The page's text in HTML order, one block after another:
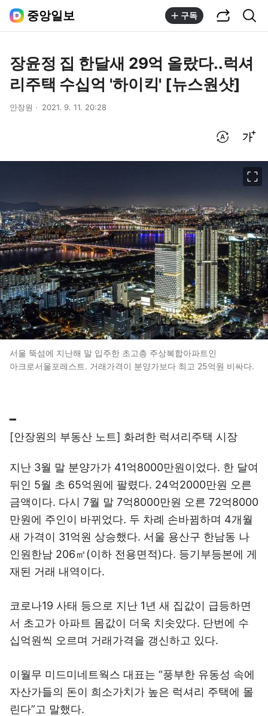
중앙일보 구독
장윤정 집 한달새 29억 올랐다..럭셔
리주택 수십억 '하이킥' [뉴스원샷]
안장원 2021. 9. 11. 20:28
서울 뚝섬에 지난해 말 입주한 초고층 주상복합아파트인
아크로서울포레스트. 거래가격이 분양가보다 최고 25억원 비싸다.
━
[안장원의 부동산 노트] 화려한 럭셔리주택 시장
지난 3월 말 분양가가 41억8000만원이었다. 한 달여
뒤인 5월 초 65억원에 팔렸다. 24억2000만원 오른
금액이다. 다시 7월 말 7억8000만원 오른 72억8000
만원에 주인이 바뀌었다. 두 차례 손바뀜하며 4개월
새 가격이 31억원 상승했다. 서울 용산구 한남동 나
인원한남 206㎡(이하 전용면적)다. 등기부등본에 게
재된 거래 내역이다.
코로나19 사태 등으로 지난 1년 새 집값이 급등하면
서 초고가 아파트 몸값이 더욱 치솟았다. 단번에 수
십억원씩 오르며 거래가격을 갱신하고 있다.
이월무 미드미네트웍스 대표는 “풍부한 유동성 속에
자산가들의 돈이 희소가치가 높은 럭셔리 주택에 몰
린다”고 말했다.